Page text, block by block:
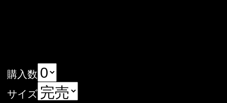
購入数
サイズ